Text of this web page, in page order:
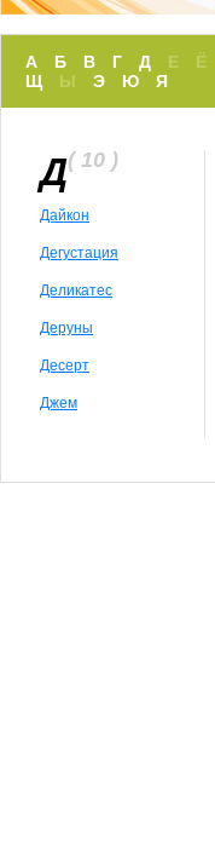
А Б В Г Д Е Ё
Щ Ы Э Ю Я
Д( 10 )
Дайкон
Дегустация
Деликатес
Деруны
Десерт
Джем